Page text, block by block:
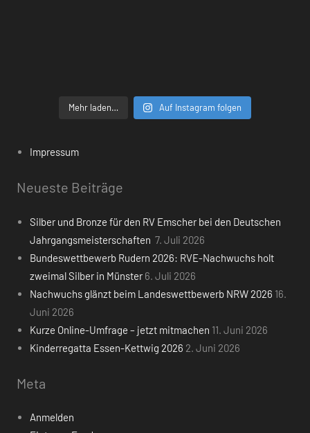
Mehr laden… Auf Instagram folgen
Impressum
Neueste Beiträge
Silber und Bronze für den RV Emscher bei den Deutschen
Jahrgangsmeisterschaften 7. Juli 2026
Bundeswettbewerb Rudern 2026: RVE-Nachwuchs holt
zweimal Silber in Münster 6. Juli 2026
Nachwuchs glänzt beim Landeswettbewerb NRW 2026 16.
Juni 2026
Kurze Online-Umfrage – jetzt mitmachen 11. Juni 2026
Kinderregatta Essen-Kettwig 2026 2. Juni 2026
Meta
Anmelden